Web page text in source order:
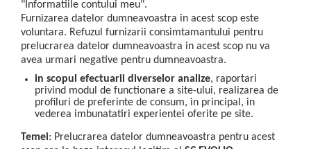
"Informatiile contului meu".
Furnizarea datelor dumneavoastra in acest scop este
voluntara. Refuzul furnizarii consimtamantului pentru
prelucrarea datelor dumneavoastra in acest scop nu va
avea urmari negative pentru dumneavoastra.
in scopul efectuarii diverselor analize, raportari
privind modul de functionare a site-ului, realizarea de
profiluri de preferinte de consum, in principal, in
vederea imbunatatiri experientei oferite pe site.
Temei: Prelucrarea datelor dumneavoastra pentru acest